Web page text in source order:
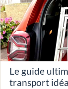
Le guide
transport